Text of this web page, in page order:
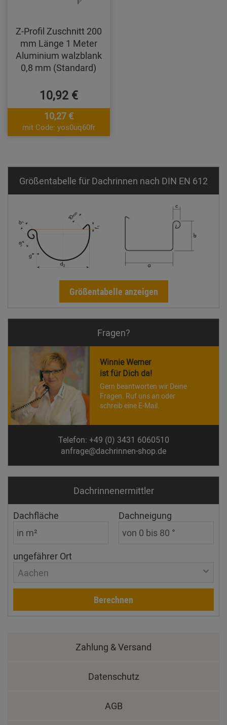
Z-Profil Zuschnitt 200
mm Länge 1 Meter
Aluminium walzblank
0,8 mm (Standard)
10,92 €
10,27 €
mit Code: yos0uq60fr
Größentabelle für Dachrinnen nach DIN EN 612
Größentabelle anzeigen
Fragen?
Winnie Werner
ist für Dich da!
Gern beantworten wir Deine
Fragen. Ruf uns an oder
schreib eine E-Mail.
Telefon: +49 (0) 3431 6060510
anfrage@dachrinnen-shop.de
Dachrinnen­ermittler
Dachfläche Dachneigung
ungefährer Ort
Aachen
Berechnen
Zahlung & Versand
Datenschutz
AGB